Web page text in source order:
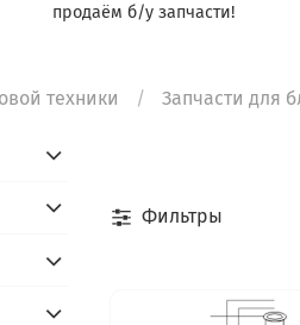
продаём б/у запчасти!
техники Запчасти для
Фильтры